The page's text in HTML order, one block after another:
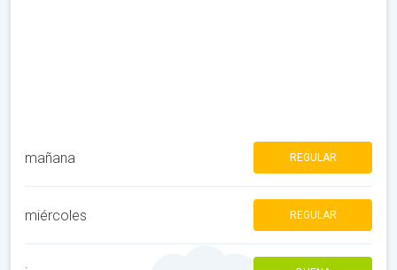
mañana REGULAR
miércoles REGULAR